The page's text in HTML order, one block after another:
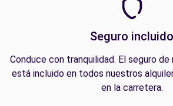
Seguro incluido
Conduce con tranquilidad. El seguro
está incluido en todos nuestros
en la carretera.